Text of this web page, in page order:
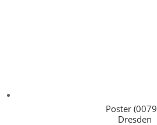
Poster
Dresden